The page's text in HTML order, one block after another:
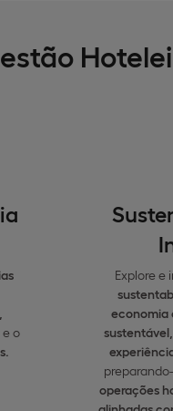
e o
Explore e
economia
operações
alinhadas